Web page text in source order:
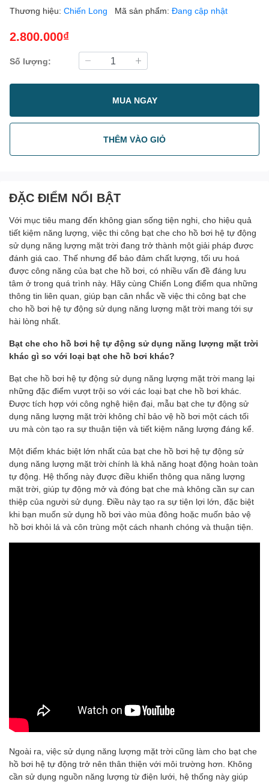
Thương hiệu: Chiến Long Mã sản phẩm: Đang cập nhật
2.800.000₫
Số lượng:
MUA NGAY
THÊM VÀO GIỎ
ĐẶC ĐIỂM NỔI BẬT
Với mục tiêu mang đến không gian sống tiện nghi, cho hiệu quả
tiết kiệm năng lượng, việc thi công bạt che cho hồ bơi hệ tự động
sử dụng năng lượng mặt trời đang trở thành một giải pháp được
đánh giá cao. Thế nhưng để bảo đảm chất lượng, tối ưu hoá
được công năng của bạt che hồ bơi, có nhiều vấn đề đáng lưu
tâm ở trong quá trình này. Hãy cùng Chiến Long điểm qua những
thông tin liên quan, giúp bạn cân nhắc về việc thi công bạt che
cho hồ bơi hệ tự động sử dụng năng lượng mặt trời mang tới sự
hài lòng nhất.
Bạt che cho hồ bơi hệ tự động sử dụng năng lượng mặt trời
khác gì so với loại bạt che hồ bơi khác?
Bạt che hồ bơi hệ tự động sử dụng năng lượng mặt trời mang lại
những đặc điểm vượt trội so với các loại bạt che hồ bơi khác.
Được tích hợp với công nghệ hiện đại, mẫu bạt che tự động sử
dụng năng lượng mặt trời không chỉ bảo vệ hồ bơi một cách tối
ưu mà còn tạo ra sự thuận tiện và tiết kiệm năng lượng đáng kể.
Một điểm khác biệt lớn nhất của bạt che hồ bơi hệ tự động sử
dụng năng lượng mặt trời chính là khả năng hoạt động hoàn toàn
tự động. Hệ thống này được điều khiển thông qua năng lượng
mặt trời, giúp tự động mở và đóng bạt che mà không cần sự can
thiệp của người sử dụng. Điều này tạo ra sự tiện lợi lớn, đặc biệt
khi bạn muốn sử dụng hồ bơi vào mùa đông hoặc muốn bảo vệ
hồ bơi khỏi lá và côn trùng một cách nhanh chóng và thuận tiện.
Ngoài ra, việc sử dụng năng lượng mặt trời cũng làm cho bạt che
hồ bơi hệ tự động trở nên thân thiện với môi trường hơn. Không
cần sử dụng nguồn năng lượng từ điện lưới, hệ thống này giúp